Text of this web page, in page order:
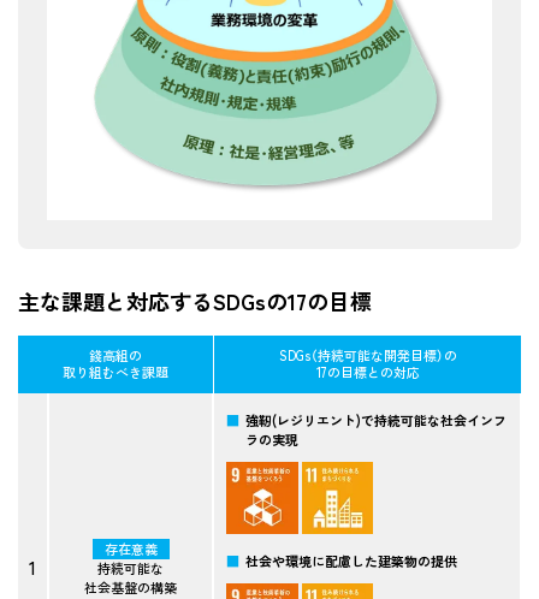
主な課題と対応するSDGsの17の目標
錢高組の
取り組むべき課題
SDGs（持続可能な開発目標）の
17の目標との対応
1
存在意義
持続可能な
社会基盤の構築
強靭(レジリエント)で持続可能な社会インフ
ラの実現
社会や環境に配慮した建築物の提供